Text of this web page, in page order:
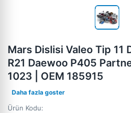
Mars Dislisi Valeo Tip 11
R21 Daewoo P405
1023 | OEM 185915
Daha fazla goster
Ürün Kodu: